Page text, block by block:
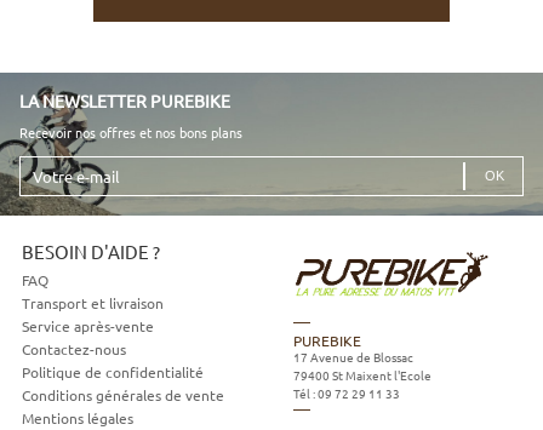
LA NEWSLETTER PUREBIKE
Recevoir nos offres et nos bons plans
Votre
e-
mail
BESOIN D'AIDE ?
FAQ
Transport et livraison
Service après-vente
Contactez-nous
Politique de confidentialité
Conditions générales de vente
Mentions légales
PUREBIKE
17 Avenue de Blossac
79400 St Maixent l'Ecole
Tél :09 72 29 11 33